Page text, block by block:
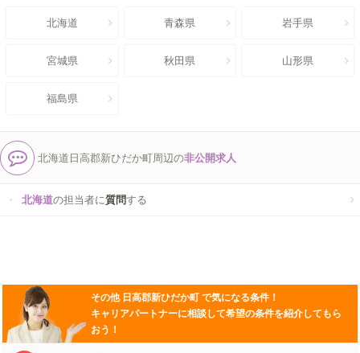
北海道 青森県 岩手県
宮城県 秋田県 山形県
福島県
北海道日高郡新ひだか町周辺の非公開求人
北海道の担当者に質問する
その他 日高郡新ひだか町で気になる条件！
キャリアパートナーに相談して希望の条件を紹介してもら
おう！